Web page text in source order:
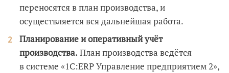
переносятся в план производства, и
осуществляется вся дальнейшая работа.
Планирование и оперативный учёт
производства.План производства ведётся
в системе «1С:ERP Управление предприятием 2»,